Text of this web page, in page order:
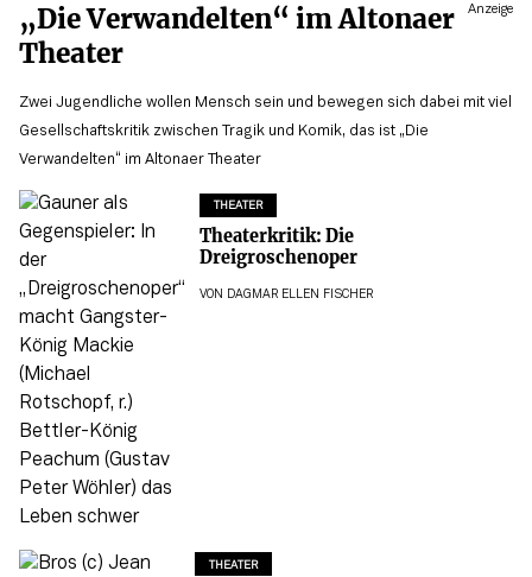
Anzeige
„Die Verwandelten“ im Altonaer
Theater
Zwei Jugendliche wollen Mensch sein und bewegen sich dabei mit viel
Gesellschaftskritik zwischen Tragik und Komik, das ist „Die
Verwandelten“ im Altonaer Theater
THEATER
Theaterkritik: Die
Dreigroschenoper
VON DAGMAR ELLEN FISCHER
THEATER